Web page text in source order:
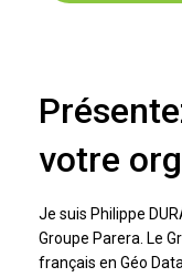
votre
Je suis Philippe
Groupe Parera. Le
français en Géo